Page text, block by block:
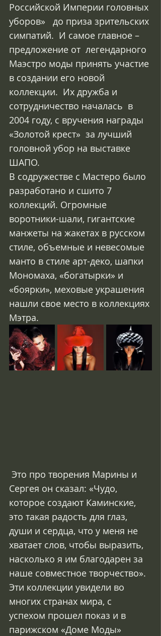
Российской Империи головных
уборов»   до приза зрительских
симпатий.  И самое главное –
предложение от  легендарного
Маэстро моды принять участие
в создании его новой
коллекции.  Их дружба и
сотрудничество началась  в
2004 году, с вручения награды
«Золотой крест»  за лучший
головной убор на выставке
ШАПО.
В содружестве с Мастеро было
разработано и сшито 7
коллекций. Огромные
воротники-шали, гигантские
манжеты на жакетах в русском
стиле, объемные и невесомые
манто в стиле арт-деко, шапки
Мономаха, «богатырки» и
«боярки», меховые украшения
нашли свое место в коллекциях
Мэтра.
Сергея он сказал: «Чудо,
которое создают Каминские,
это такая радость для глаз,
души и сердца, что у меня не
хватает слов, чтобы выразить,
насколько я им благодарен за
наше совместное творчество».
Эти коллекции увидели во
многих странах мира, с
успехом прошел показ и в
парижском «Доме Моды»